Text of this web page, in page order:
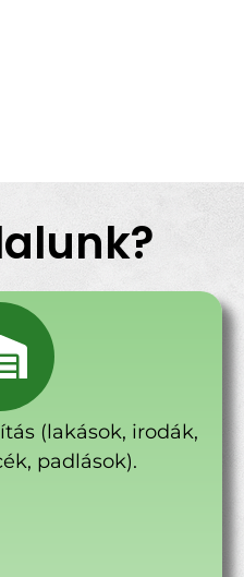
(lakások, irodák,
padlások).